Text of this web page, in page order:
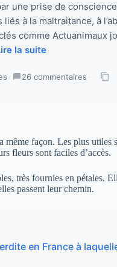
une prise de
liés à la maltraitance, à
comme Actuanimaux
la suite
· 26 commentaires ·
même façon. Les plus utiles
fleurs sont faciles d’accès.
très fournies en pétales.
passent leur chemin.
en France à